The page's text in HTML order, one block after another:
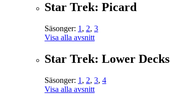
Star Trek: Picard
Säsonger: 1 , 2, 3
Visa alla avsnitt
Star Trek: Lower Decks
Säsonger: 1 , 2, 3, 4
Visa alla avsnitt